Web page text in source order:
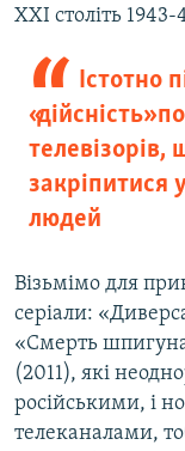
ХХІ століть
Істотно
«дійсність»
телевізорів,
закріпитися
людей
Візьмімо для
серіали:
«Смерть
(2011), які
російськими, і
телеканалами,